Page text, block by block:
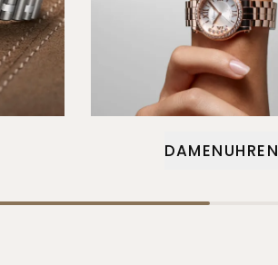
DAMENUHREN